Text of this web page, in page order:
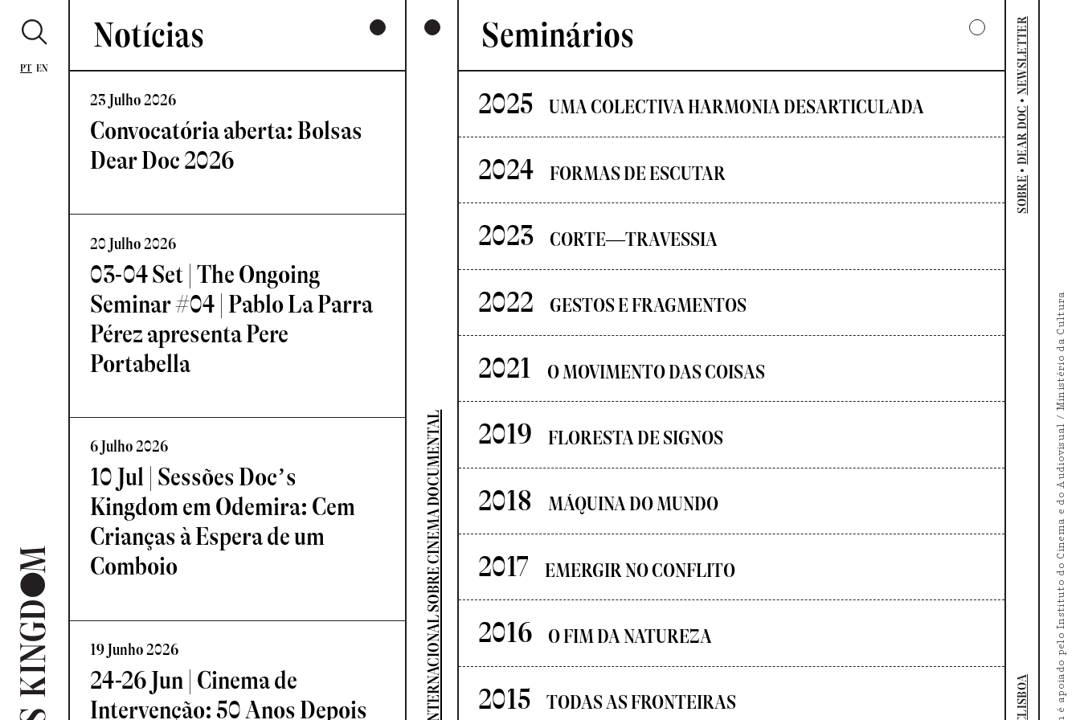
PT EN
Notícias
23 Julho 2026
Convocatória aberta: Bolsas
Dear Doc 2026
20 Julho 2026
03-04 Set | The Ongoing
Seminar #04 | Pablo La Parra
Pérez apresenta Pere
Portabella
6 Julho 2026
10 Jul | Sessões Doc’s
Kingdom em Odemira: Cem
Crianças à Espera de um
Comboio
19 Junho 2026
24-26 Jun | Cinema de
Intervenção: 50 Anos Depois
SEMINÁRIO INTERNACIONAL SOBRE CINEMA DOCUMENTAL
Seminários
2025 UMA COLECTIVA HARMONIA DESARTICULADA
2024 FORMAS DE ESCUTAR
2023 CORTE—TRAVESSIA
2022 GESTOS E FRAGMENTOS
2021 O MOVIMENTO DAS COISAS
2019 FLORESTA DE SIGNOS
2018 MÁQUINA DO MUNDO
2017 EMERGIR NO CONFLITO
2016 O FIM DA NATUREZA
2015 TODAS AS FRONTEIRAS
SOBRE
•
DEAR DOC
•
NEWSLETTER
O Doc's Kingdom é apoiado pelo Instituto do Cinema e do Audiovisual / Ministério da Cultura